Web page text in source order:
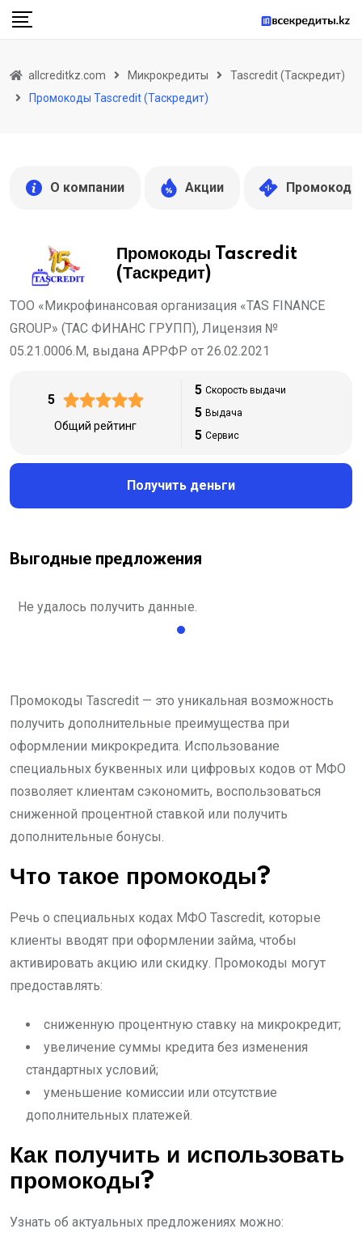
Skip
allcreditkz.com Микрокредиты
Tascredit (Таскредит)
Промокоды Tascredit (Таскредит)
О компании Акции Промокоды
Промокоды Tascredit
(Таскредит)
ТОО «Микрофинансовая организация «TAS FINANCE
GROUP» (ТАС ФИНАНС ГРУПП), Лицензия №
05.21.0006.М, выдана АРРФР от 26.02.2021
5
Общий рейтинг
5 Скорость выдачи
5 Выдача
5 Сервис
Получить деньги
Выгодные предложения
Не удалось получить данные.
Промокоды Tascredit — это уникальная возможность
получить дополнительные преимущества при
оформлении микрокредита. Использование
специальных буквенных или цифровых кодов от МФО
позволяет клиентам сэкономить, воспользоваться
сниженной процентной ставкой или получить
дополнительные бонусы.
Что такое промокоды?
Речь о специальных кодах МФО Tascredit, которые
клиенты вводят при оформлении займа, чтобы
активировать акцию или скидку. Промокоды могут
предоставлять:
сниженную процентную ставку на микрокредит;
увеличение суммы кредита без изменения
стандартных условий;
уменьшение комиссии или отсутствие
дополнительных платежей.
Как получить и использовать
промокоды?
Узнать об актуальных предложениях можно: